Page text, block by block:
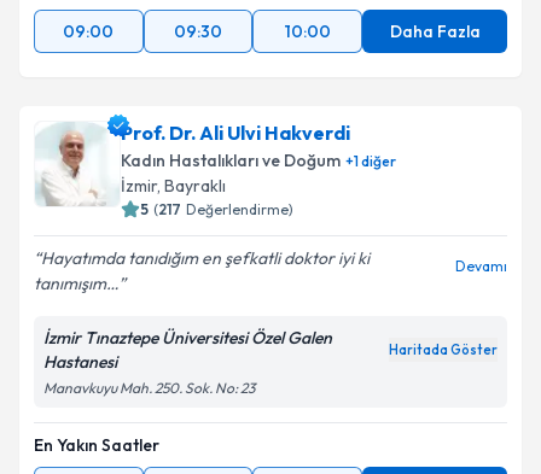
09:00
09:30 10:00 Daha Fazla
Prof. Dr. Ali Ulvi Hakverdi
Kadın Hastalıkları ve Doğum +1diğer
İzmir, Bayraklı
5 (217 Değerlendirme)
Hayatımda tanıdığım en şefkatli doktor iyi ki
tanımışım…
Devamı
İzmir Tınaztepe Üniversitesi Özel Galen
Hastanesi
Haritada Göster
Manavkuyu Mah. 250. Sok. No: 23
En Yakın Saatler